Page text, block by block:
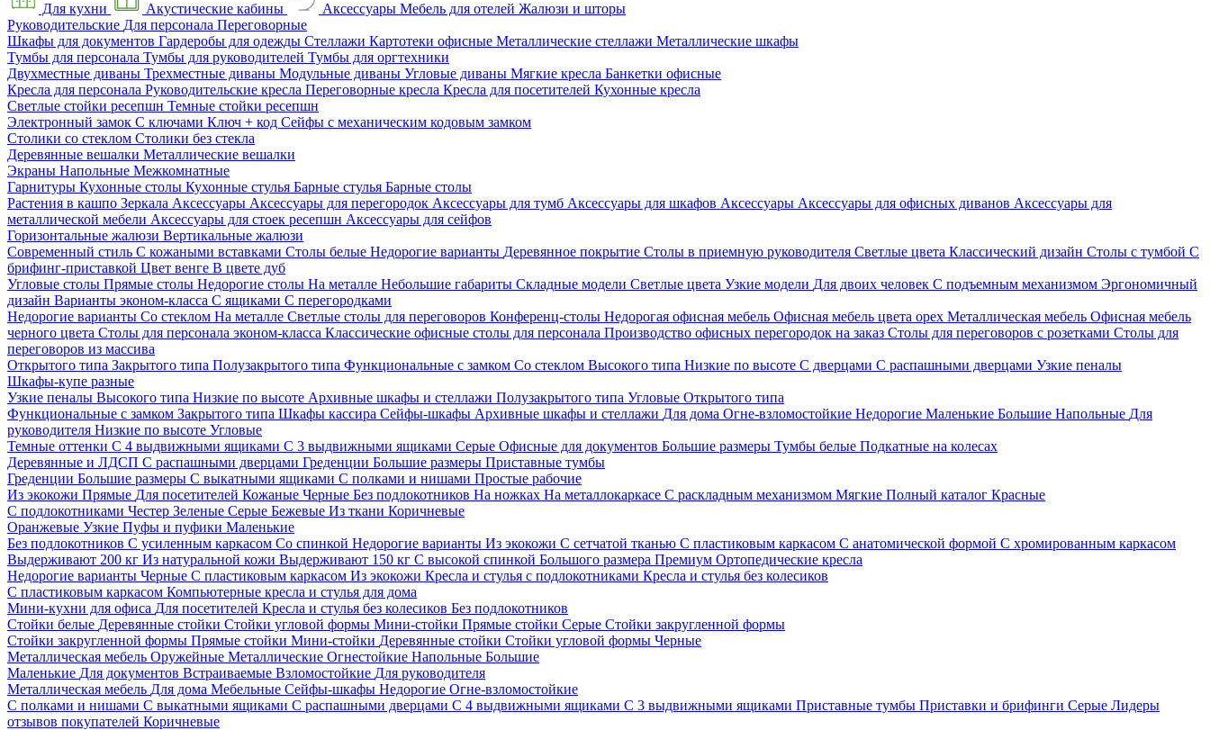
Для кухни Акустические кабины Аксессуары Мебель для отелей Жалюзи и шторы
Руководительские Для персонала Переговорные
Шкафы для документов Гардеробы для одежды Стеллажи Картотеки офисные Металлические стеллажи Металлические шкафы
Тумбы для персонала Тумбы для руководителей Тумбы для оргтехники
Двухместные диваны Трехместные диваны Модульные диваны Угловые диваны Мягкие кресла Банкетки офисные
Кресла для персонала Руководительские кресла Переговорные кресла Кресла для посетителей Кухонные кресла
Светлые стойки ресепшн Темные стойки ресепшн
Электронный замок С ключами Ключ + код Сейфы с механическим кодовым замком
Столики со стеклом Столики без стекла
Деревянные вешалки Металлические вешалки
Экраны Напольные Межкомнатные
Гарнитуры Кухонные столы Кухонные стулья Барные стулья Барные столы
Растения в кашпо Зеркала Аксессуары Аксессуары для перегородок Аксессуары для тумб Аксессуары для шкафов Аксессуары Аксессуары для офисных диванов Аксессуары для
металлической мебели Аксессуары для стоек ресепшн Аксессуары для сейфов
Горизонтальные жалюзи Вертикальные жалюзи
Современный стиль С кожаными вставками Столы белые Недорогие варианты Деревянное покрытие Столы в приемную руководителя Светлые цвета Классический дизайн Столы с тумбой С
брифинг-приставкой Цвет венге В цвете дуб
Угловые столы Прямые столы Недорогие столы На металле Небольшие габариты Складные модели Светлые цвета Узкие модели Для двоих человек С подъемным механизмом Эргономичный
дизайн Варианты эконом-класса С ящиками С перегородками
Недорогие варианты Со стеклом На металле Светлые столы для переговоров Конференц-столы Недорогая офисная мебель Офисная мебель цвета орех Металлическая мебель Офисная мебель
черного цвета Столы для персонала эконом-класса Классические офисные столы для персонала Производство офисных перегородок на заказ Столы для переговоров с розетками Столы для
переговоров из массива
Открытого типа Закрытого типа Полузакрытого типа Функциональные с замком Со стеклом Высокого типа Низкие по высоте С дверцами С распашными дверцами Узкие пеналы
Шкафы-купе разные
Узкие пеналы Высокого типа Низкие по высоте Архивные шкафы и стеллажи Полузакрытого типа Угловые Открытого типа
Функциональные с замком Закрытого типа Шкафы кассира Сейфы-шкафы Архивные шкафы и стеллажи Для дома Огне-взломостойкие Недорогие Маленькие Большие Напольные Для
руководителя Низкие по высоте Угловые
Темные оттенки С 4 выдвижными ящиками С 3 выдвижными ящиками Серые Офисные для документов Большие размеры Тумбы белые Подкатные на колесах
Деревянные и ЛДСП С распашными дверцами Греденции Большие размеры Приставные тумбы
Греденции Большие размеры С выкатными ящиками С полками и нишами Простые рабочие
Из экокожи Прямые Для посетителей Кожаные Черные Без подлокотников На ножках На металлокаркасе С раскладным механизмом Мягкие Полный каталог Красные
С подлокотниками Честер Зеленые Серые Бежевые Из ткани Коричневые
Оранжевые Узкие Пуфы и пуфики Маленькие
Без подлокотников С усиленным каркасом Со спинкой Недорогие варианты Из экокожи С сетчатой тканью С пластиковым каркасом С анатомической формой С хромированным каркасом
Выдерживают 200 кг Из натуральной кожи Выдерживают 150 кг С высокой спинкой Большого размера Премиум Ортопедические кресла
Недорогие варианты Черные С пластиковым каркасом Из экокожи Кресла и стулья с подлокотниками Кресла и стулья без колесиков
С пластиковым каркасом Компьютерные кресла и стулья для дома
Мини-кухни для офиса Для посетителей Кресла и стулья без колесиков Без подлокотников
Стойки белые Деревянные стойки Стойки угловой формы Мини-стойки Прямые стойки Серые Стойки закругленной формы
Стойки закругленной формы Прямые стойки Мини-стойки Деревянные стойки Стойки угловой формы Черные
Металлическая мебель Оружейные Металлические Огнестойкие Напольные Большие
Маленькие Для документов Встраиваемые Взломостойкие Для руководителя
Металлическая мебель Для дома Мебельные Сейфы-шкафы Недорогие Огне-взломостойкие
С полками и нишами С выкатными ящиками С распашными дверцами С 4 выдвижными ящиками С 3 выдвижными ящиками Приставные тумбы Приставки и брифинги Серые Лидеры
отзывов покупателей Коричневые